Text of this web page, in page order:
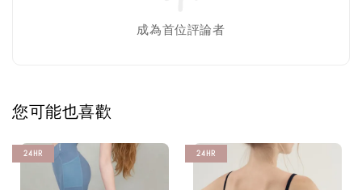
成為首位評論者
您可能也喜歡
24HR 24HR